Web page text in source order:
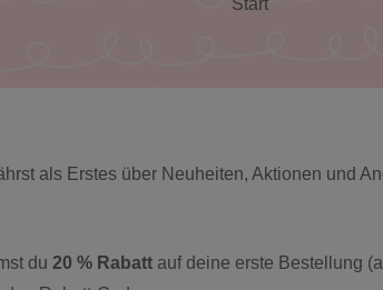
Start
als Erstes über Neuheiten, Aktionen und
du 20 % Rabatt auf deine erste Bestellung